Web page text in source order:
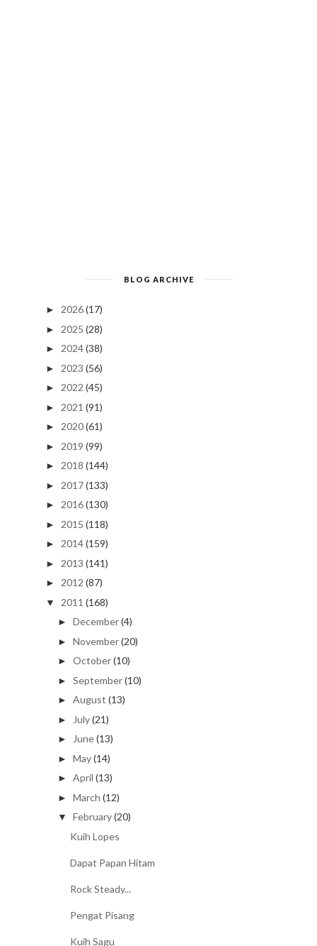
BLOG ARCHIVE
► 2026(17)
► 2025 (28)
► 2024(38)
► 2023 (56)
► 2022 (45)
► 2021 (91)
► 2020(61)
► 2019 (99)
► 2018 (144)
► 2017(133)
► 2016(130)
► 2015 (118)
► 2014(159)
► 2013 (141)
► 2012 (87)
▼ 2011 (168)
► December(4)
► November(20)
► October(10)
► September(10)
► August (13)
► July(21)
► June(13)
► May(14)
► April (13)
► March (12)
▼ February(20)
Kuih Lopes
Dapat Papan Hitam
Rock Steady...
Pengat Pisang
Kuih Sagu